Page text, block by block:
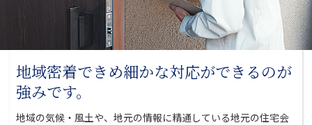
地域密着できめ細かな対応ができるのが
強みです。
地域の気候・風土や、地元の情報に精通している地元の住宅会